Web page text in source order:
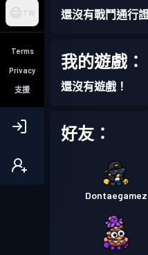
TW
Terms
Privacy
支援
還沒有戰鬥通行
我的遊戲：
還沒有遊戲！
好友：
Dontaegamez